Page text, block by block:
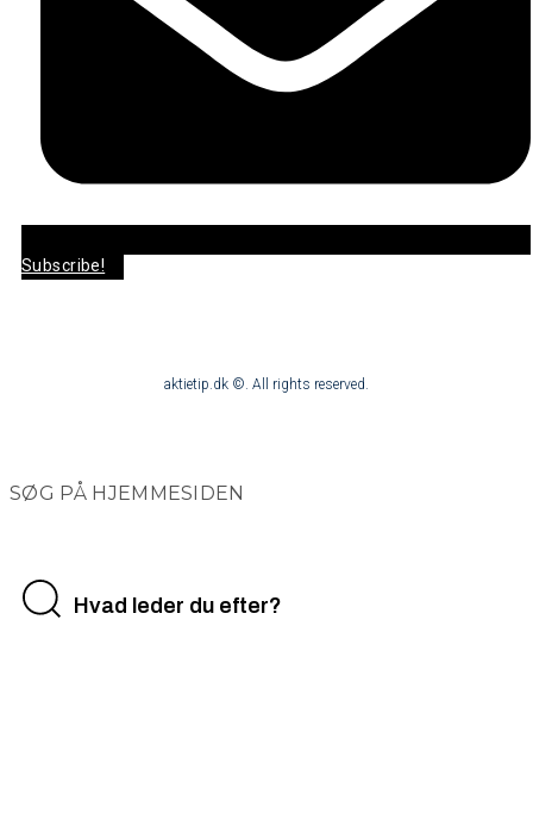
Subscribe!
aktietip.dk ©. All rights reserved.
SØG PÅ HJEMMESIDEN